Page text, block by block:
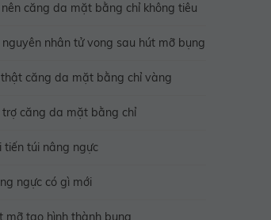
nên căng da mặt bằng chỉ không tiêu
nguyên nhân tử vong sau hút mỡ bụng
thật căng da mặt bằng chỉ vàng
trợ căng da mặt bằng chỉ
tiến túi nâng ngực
ngực có gì mới
mỡ tạo hình thành bụng